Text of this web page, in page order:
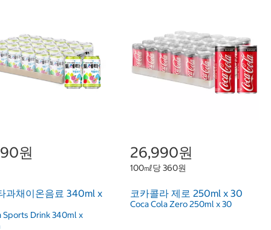
원
과채이온음료 340ml x
Sports Drink 340ml x
26,990원
100㎖당 360원
코카콜라 제로 250ml x 30
Coca Cola Zero 250ml x 30